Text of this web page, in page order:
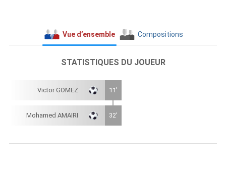
Vue d’ensemble Compositions
STATISTIQUES DU JOUEUR
Victor GOMEZ 11'
Mohamed AMAIRI 32'